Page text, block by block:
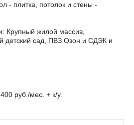
- плитка, потолок и стены -
Крупный жилой массив,
детский сад, ПВЗ Озон и СДЭК и
руб./мес. + к/у.